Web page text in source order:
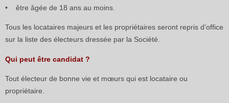
• être âgée de 18 ans au moins.
Tous les locataires majeurs et les propriétaires seront repris d’office
sur la liste des électeurs dressée par la Société.
Qui peut être candidat ?
Tout électeur de bonne vie et mœurs qui est locataire ou
propriétaire.